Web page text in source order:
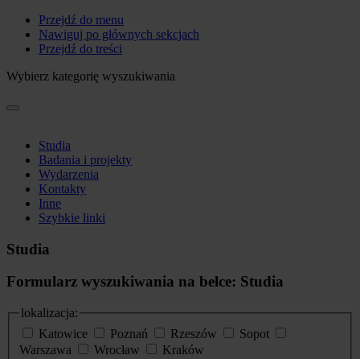
Przejdź do menu
Nawiguj po głównych sekcjach
Przejdź do treści
Wybierz kategorię wyszukiwania
Studia
Badania i projekty
Wydarzenia
Kontakty
Inne
Szybkie linki
Studia
Formularz wyszukiwania na belce: Studia
lokalizacja:
Katowice
Poznań Rzeszów
Sopot
Warszawa
Wrocław
Kraków